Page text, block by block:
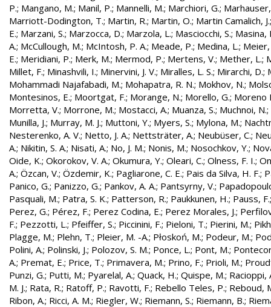
P.; Mangano, M.; Manil, P.; Mannelli, M.; Marchiori, G.;
Marriott-Dodington, T.; Martin, R.; Martin, O.; Martin Camalich, J.
E.; Marzani, S.; Marzocca, D.; Marzola, L.; Masciocchi, S.; Masina,
A.; McCullough, M.; McIntosh, P. A.; Meade, P.; Medina, L.; Meier,
E.; Meridiani, P.; Merk, M.; Mermod, P.; Mertens, V.; Mether, L.;
Millet, F.; Minashvili, I.; Minervini, J. V.; Miralles, L. S.; Mirarchi, D.;
Mohammadi Najafabadi, M.; Mohapatra, R. N.; Mokhov, N.;
Montesinos, E.; Moortgat, F.; Morange, N.; Morello, G.; Moreno
Morretta, V.; Morrone, M.; Mostacci, A.; Muanza, S.; Muchnoi, N.;
Munilla, J.; Murray, M. J.; Muttoni, Y.; Myers, S.; Mylona, M.;
Nesterenko, A. V.; Netto, J. A.; Nettsträter, A.; Neubüser, C.;
A.; Nikitin, S. A.; Nisati, A.; No, J. M.; Nonis, M.; Nosochkov, Y.;
Oide, K.; Okorokov, V. A.; Okumura, Y.; Oleari, C.; Olness, F. I.;
A.; Özcan, V.; Özdemir, K.; Pagliarone, C. E.; Pais da Silva, H. F.;
Panico, G.; Panizzo, G.; Pankov, A. A.; Pantsyrny, V.;
Pasquali, M.; Patra, S. K.; Patterson, R.; Paukkunen, H.; Pauss, F.
Perez, G.; Pérez, F.; Perez Codina, E.; Perez Morales, J.;
F.; Pezzotti, L.; Pfeiffer, S.; Piccinini, F.; Pieloni, T.; Pierini, M.;
Plagge, M.; Plehn, T.; Pleier, M. -A.; Płoskoń, M.; Podeur, M.;
Polini, A.; Polinski, J.; Polozov, S. M.; Ponce, L.; Pont, M.;
A.; Premat, E.; Price, T.; Primavera, M.; Prino, F.; Prioli, M.;
Punzi, G.; Putti, M.; Pyarelal, A.; Quack, H.; Quispe, M.; Racioppi,
M. J.; Rata, R.; Ratoff, P.; Ravotti, F.; Rebello Teles, P.; Reboud,
Ribon, A.; Ricci, A. M.; Riegler, W.; Riemann, S.; Riemann, B.;